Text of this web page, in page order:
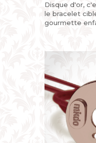
Disque d'or,
le bracelet
gourmette